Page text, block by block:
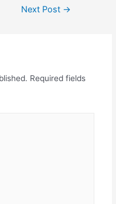
Next Post →
Required fields